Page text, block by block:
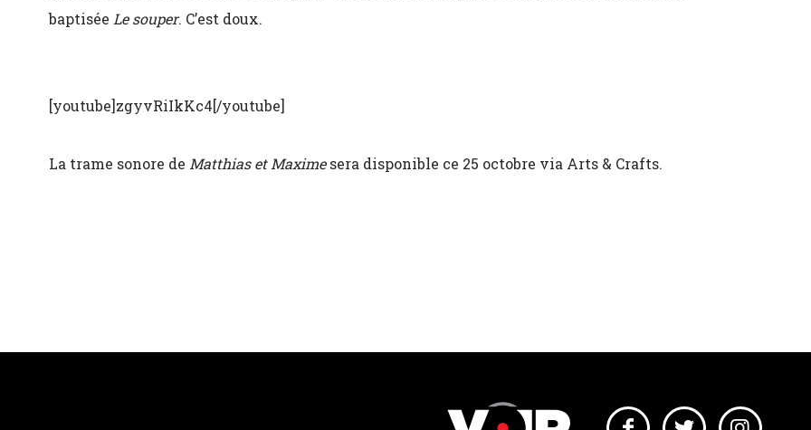
baptisée Le souper. C’est doux.
[youtube]zgyvRiIkKc4[/youtube]
La trame sonore de Matthias et Maximesera disponible ce 25 octobre via Arts & Crafts.